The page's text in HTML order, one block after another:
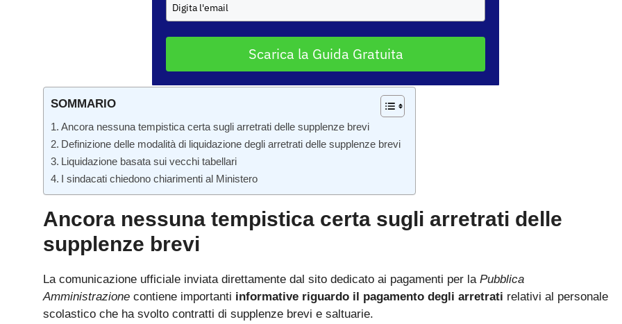
Scarica la Guida Gratuita
SOMMARIO
Ancora nessuna tempistica certa sugli arretrati delle supplenze brevi
Definizione delle modalità di liquidazione degli arretrati delle supplenze brevi
Liquidazione basata sui vecchi tabellari
I sindacati chiedono chiarimenti al Ministero
Ancora nessuna tempistica certa sugli arretrati delle
supplenze brevi
La comunicazione ufficiale inviata direttamente dal sito dedicato ai pagamenti per la Pubblica
Amministrazione contiene importanti informative riguardo il pagamento degli arretrati relativi al personale
scolastico che ha svolto contratti di supplenze brevi e saltuarie.